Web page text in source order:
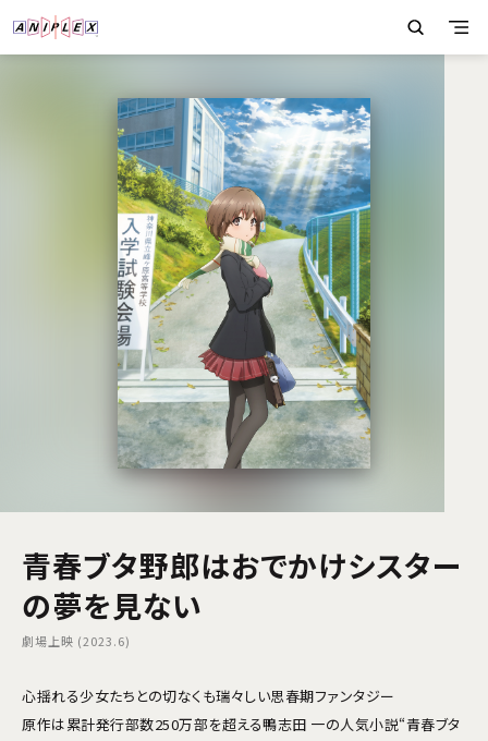
青春ブタ野郎はおでかけシスター
の夢を見ない
劇場上映 (2023.6)
心揺れる少女たちとの切なくも瑞々しい思春期ファンタジー
原作は累計発行部数250万部を超える鴨志田 一の人気小説“青春ブタ